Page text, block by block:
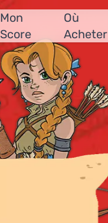
Mon
Score
Où
Acheter